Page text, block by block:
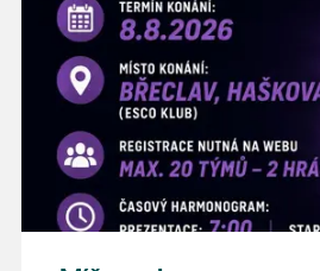
K tanci a poslechu bude hrát
Lanžhotčané.
Těšíme se na Vás!